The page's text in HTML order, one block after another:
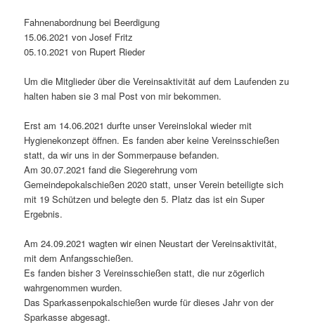
Fahnenabordnung bei Beerdigung
15.06.2021 von Josef Fritz
05.10.2021 von Rupert Rieder
Um die Mitglieder über die Vereinsaktivität auf dem Laufenden zu
halten haben sie 3 mal Post von mir bekommen.
Erst am 14.06.2021 durfte unser Vereinslokal wieder mit
Hygienekonzept öffnen. Es fanden aber keine Vereinsschießen
statt, da wir uns in der Sommerpause befanden.
Am 30.07.2021 fand die Siegerehrung vom
Gemeindepokalschießen 2020 statt, unser Verein beteiligte sich
mit 19 Schützen und belegte den 5. Platz das ist ein Super
Ergebnis.
Am 24.09.2021 wagten wir einen Neustart der Vereinsaktivität,
mit dem Anfangsschießen.
Es fanden bisher 3 Vereinsschießen statt, die nur zögerlich
wahrgenommen wurden.
Das Sparkassenpokalschießen wurde für dieses Jahr von der
Sparkasse abgesagt.